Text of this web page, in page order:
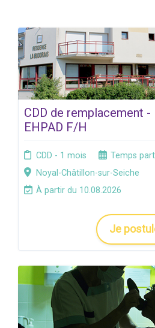
CDD de remplacement
EHPAD F/H
CDD - 1 mois
Temps
Noyal-Châtillon-sur-Seiche
À partir du 10.08.2026
Je